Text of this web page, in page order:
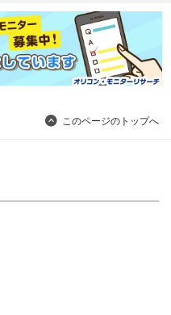
このページのトップへ